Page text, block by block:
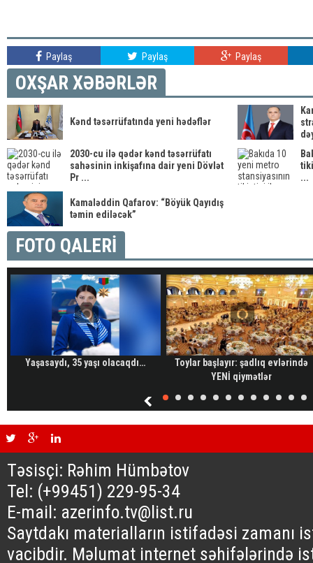
Paylaş Paylaş Paylaş
OXŞAR XƏBƏRLƏR
Kənd təsərrüfatında yeni hədəflər
2030-cu ilə qədər kənd təsərrüfatı
sahəsinin inkişafına dair yeni Dövlət
Pr ...
...
Kamaləddin Qafarov: “Böyük Qayıdış
təmin ediləcək”
FOTO QALERİ
Yaşasaydı, 35 yaşı olacaqdı…
Toylar başlayır: şadlıq evlərində
YENİ qiymətlər
Təsisçi: Rəhim Hümbətov
Tel: (+99451) 229-95-34
E-mail: azerinfo.tv@list.ru
Saytdakı materialların istifadəsi zamanı
vacibdir. Məlumat internet səhifələrində